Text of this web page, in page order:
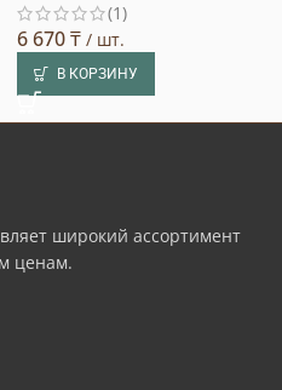
(1)
6 670₸ / шт.
В КОРЗИНУ
широкий ассортимент
ценам.